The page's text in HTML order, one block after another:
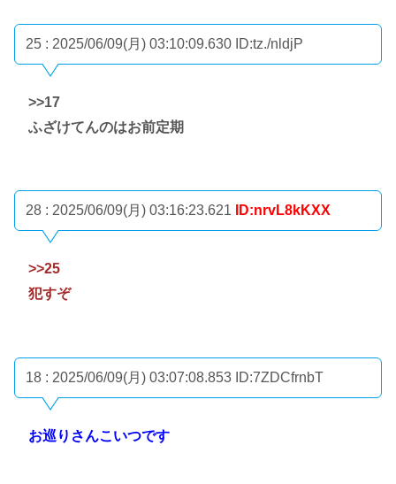
25 : 2025/06/09(月) 03:10:09.630 ID:tz./nldjP
>>17
ふざけてんのはお前定期
28 : 2025/06/09(月) 03:16:23.621 ID:nrvL8kKXX
>>25
犯すぞ
18 : 2025/06/09(月) 03:07:08.853 ID:7ZDCfrnbT
お巡りさんこいつです